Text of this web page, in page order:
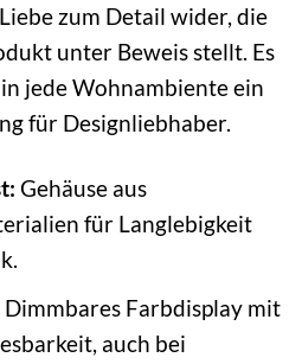
zum Detail wider, die
unter Beweis stellt. Es
jede Wohnambiente ein
für Designliebhaber.
Gehäuse aus
für Langlebigkeit
Dimmbares Farbdisplay mit
auch bei